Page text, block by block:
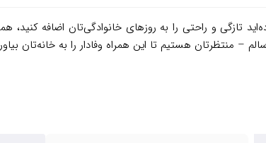
تازگی و راحتی را به روزهای خانوادگی‌تان اضافه کنید،